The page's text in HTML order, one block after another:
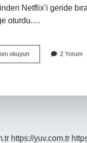
Netflix’i geride
oturdu.…
okuyun
Iyi
2 Yorum
https://yuv.com.tr